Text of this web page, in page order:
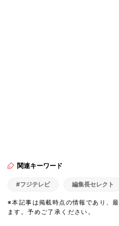
関連キーワード
#フジテレビ 編集長セレクト
※本記事は掲載時点の情報であり、
ます。予めご了承ください。